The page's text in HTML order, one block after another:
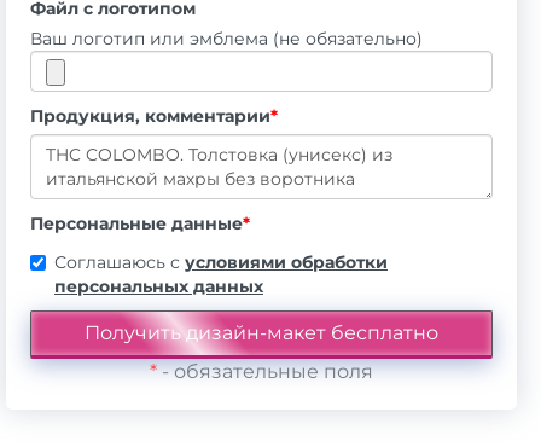
Файл с логотипом
Ваш логотип или эмблема (не обязательно)
Продукция, комментарии*
Персональные данные*
Соглашаюсь с условиями обработки
персональных данных
*- обязательные поля